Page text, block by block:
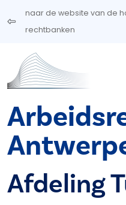
Overslaan en naar de
naar de website van de
rechtbanken
Afdeling